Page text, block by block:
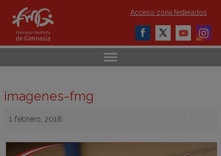
Acceso zona federados
imagenes-fmg
1 febrero, 2018